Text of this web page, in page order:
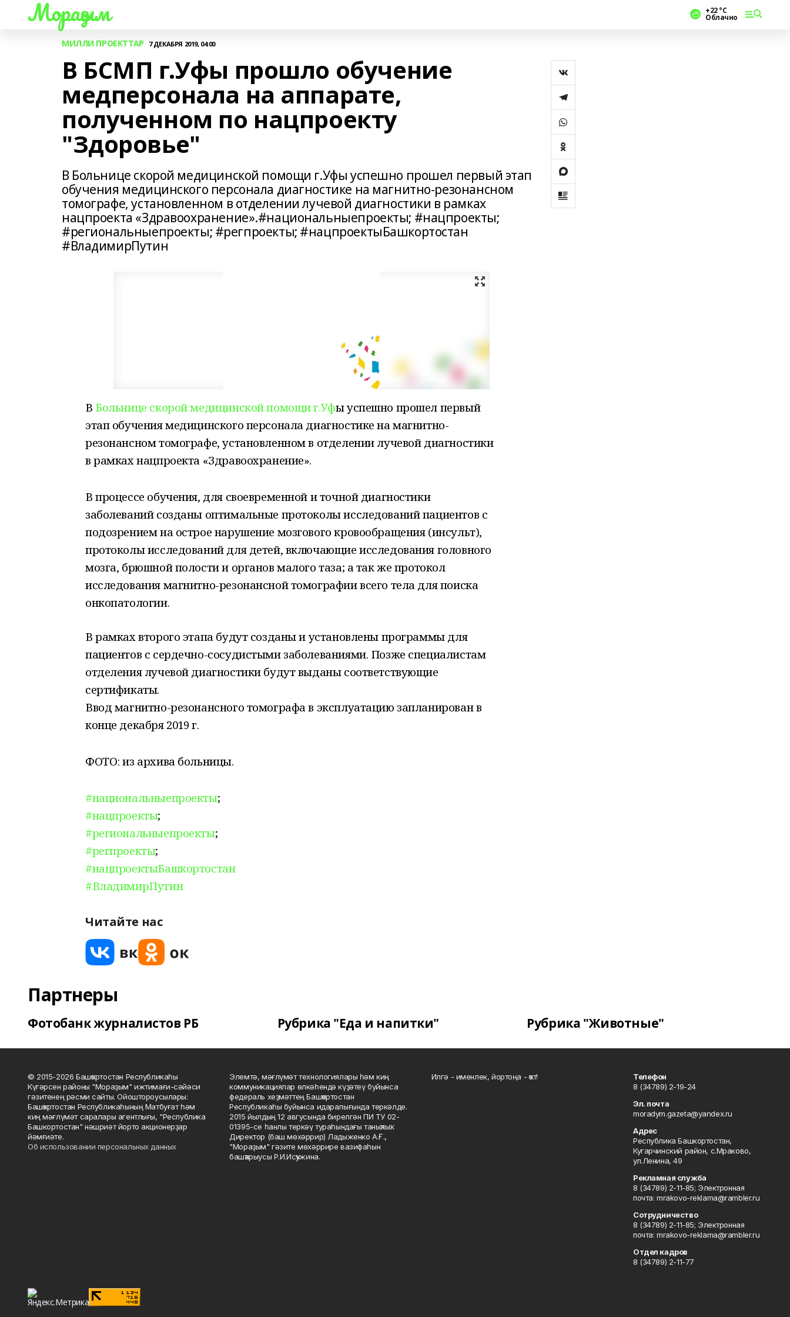
Мораҙым +22 °С
Облачно
МИЛЛИ ПРОЕКТТАР 7 ДЕКАБРЯ 2019, 04:00
В БСМП г.Уфы прошло обучение
медперсонала на аппарате,
полученном по нацпроекту
"Здоровье"
В Больнице скорой медицинской помощи г.Уфы успешно прошел первый этап
обучения медицинского персонала диагностике на магнитно-резонансном
томографе, установленном в отделении лучевой диагностики в рамках
нацпроекта «Здравоохранение».#национальныепроекты; #нацпроекты;
#региональныепроекты; #регпроекты; #нацпроектыБашкортостан
#ВладимирПутин
В Больнице скорой медицинской помощи г.Уфы успешно прошел первый
этап обучения медицинского персонала диагностике на магнитно-
резонансном томографе, установленном в отделении лучевой диагностики
в рамках нацпроекта «Здравоохранение».
В процессе обучения, для своевременной и точной диагностики
заболеваний созданы оптимальные протоколы исследований пациентов с
подозрением на острое нарушение мозгового кровообращения (инсульт),
протоколы исследований для детей, включающие исследования головного
мозга, брюшной полости и органов малого таза; а так же протокол
исследования магнитно-резонансной томографии всего тела для поиска
онкопатологии.
В рамках второго этапа будут созданы и установлены программы для
пациентов с сердечно-сосудистыми заболеваниями. Позже специалистам
отделения лучевой диагностики будут выданы соответствующие
сертификаты.
Ввод магнитно-резонансного томографа в эксплуатацию запланирован в
конце декабря 2019 г.
ФОТО: из архива больницы.
#национальныепроекты;
#нацпроекты;
#региональныепроекты;
#регпроекты;
#нацпроектыБашкортостан
#ВладимирПутин
Читайте нас
Партнеры
Фотобанк журналистов РБ Рубрика "Еда и напитки" Рубрика "Животные"
© 2015-2026 Башҡортостан Республикаһы
Күгәрсен районы "Мораҙым" ижтимағи-сәйәси
гәзитенең рәсми сайты. Ойоштороусылары:
Башҡортостан Республикаһының Матбуғат һәм
киң мәғлүмәт саралары агентлығы, "Республика
Башкортостан" нәшриәт йорто акционерҙар
йәмғиәте.
Об использовании персональных данных
Элемтә, мәғлүмәт технологиялары һәм киң
коммуникациялар өлкәһендә күҙәтеү буйынса
федераль хеҙмәттең Башҡортостан
Республикаһы буйынса идаралығында теркәлде.
2015 йылдың 12 авгусында бирелгән ПИ ТУ 02-
01395-се һанлы теркәү тураһындағы таныҡлыҡ.
Директор (баш мөхәррир) Ладыженко А.Ғ.,
"Мораҙым" гәзите мөхәррире вазифаһын
башҡарыусы Р.И.Исҡужина.
Илгә - именлек, йортоңа - ҡот!
Телефон
8 (34789) 2-19-24
Эл. почта
moradym.gazeta@yandex.ru
Адрес
Республика Башкортостан,
Кугарчинский район, с.Мраково,
ул.Ленина, 49
Рекламная служба
8 (34789) 2-11-85; Электронная
почта: mrakovo-reklama@rambler.ru
Сотрудничество
8 (34789) 2-11-85; Электронная
почта: mrakovo-reklama@rambler.ru
Отдел кадров
8 (34789) 2-11-77